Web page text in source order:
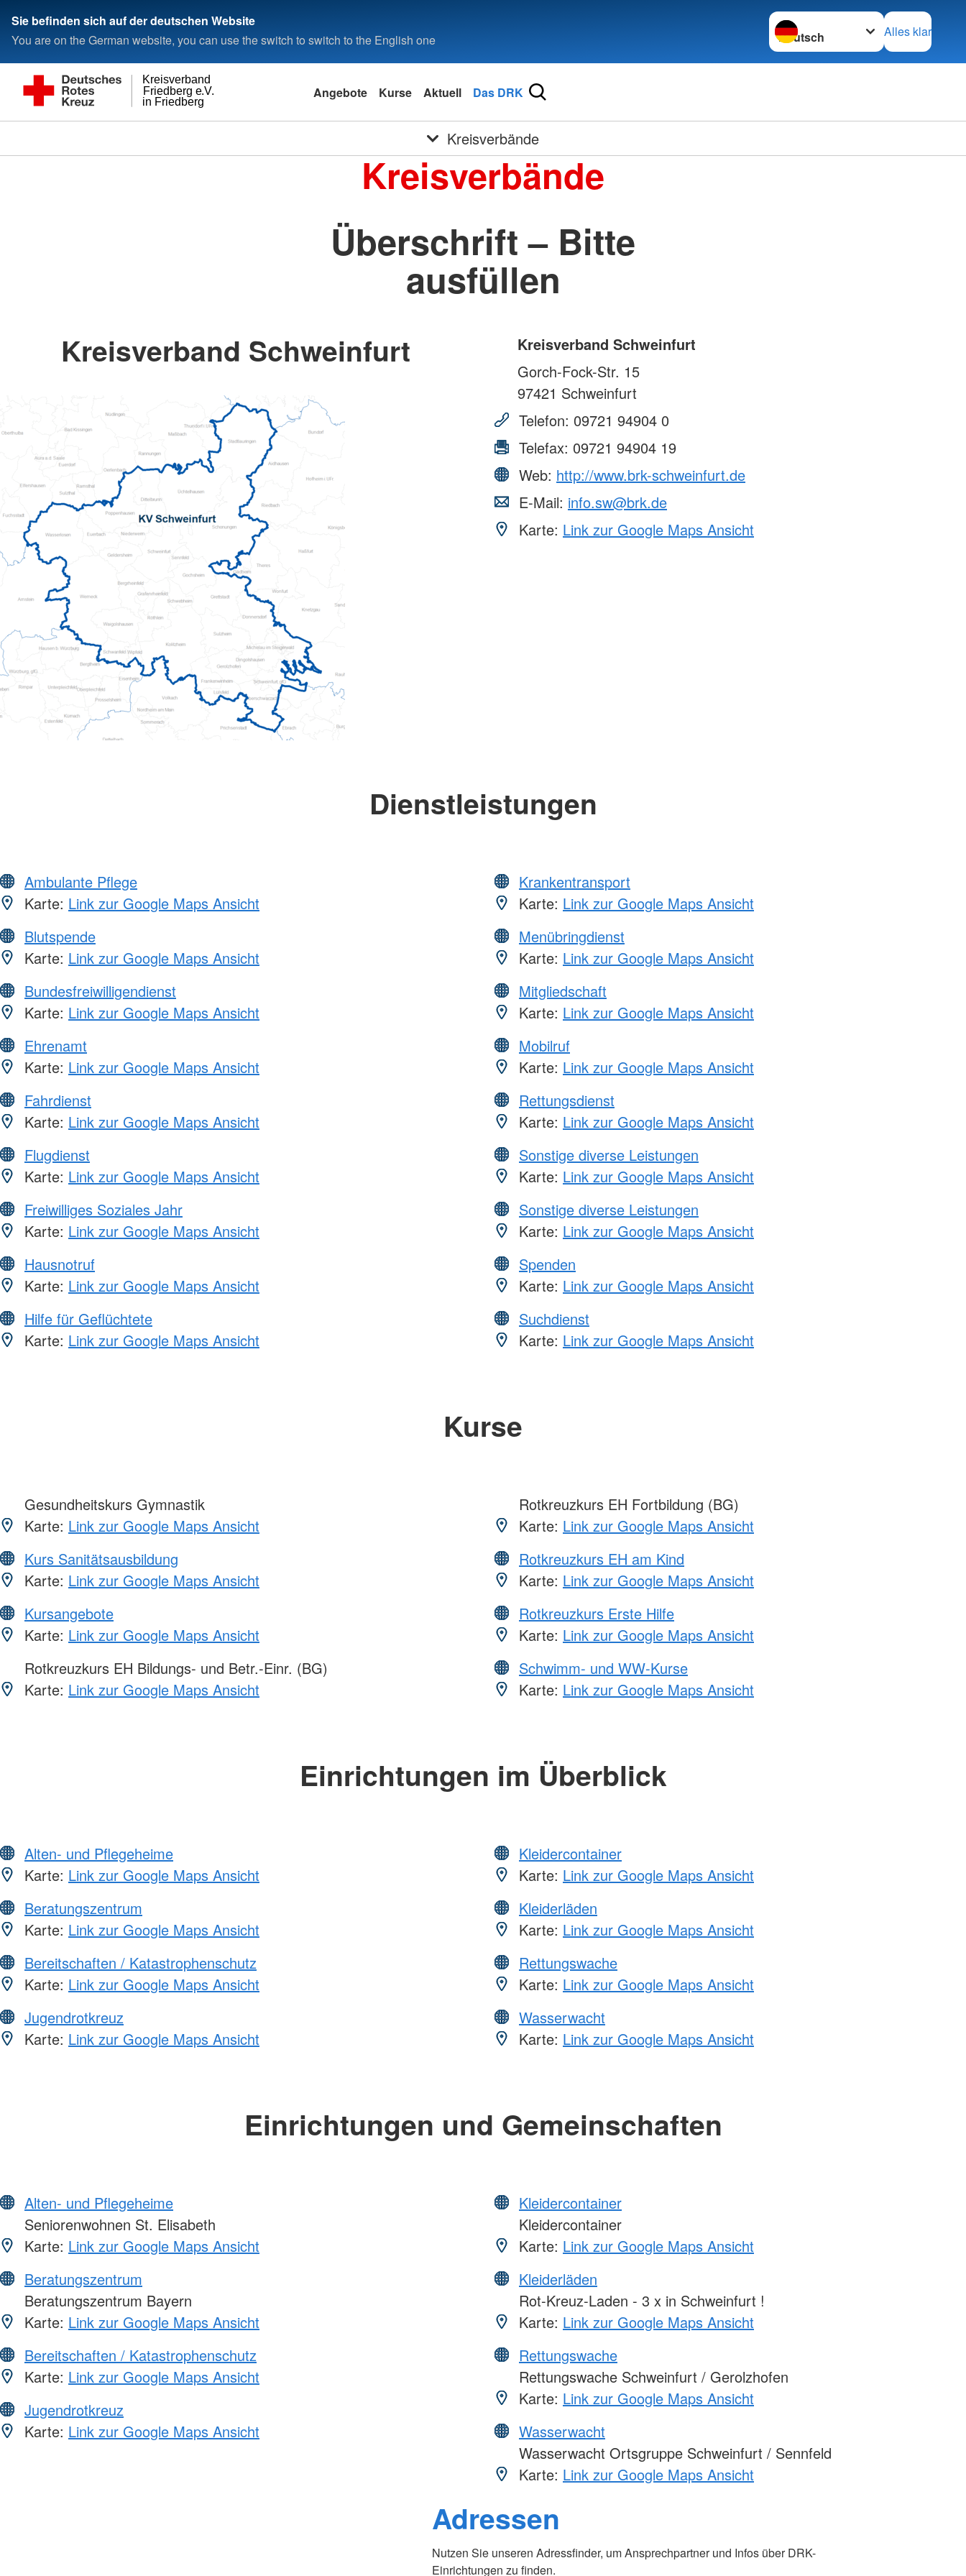
Sie befinden sich auf der deutschen Website
You are on the German website, you can use the switch to switch to the English one
Sprache wechseln zu
Alles klar
in Friedberg
Friedberg e.V.
Kreisverband
Angebote Kurse Aktuell Das DRK
Kreisverbände
Kreisverbände
Überschrift – Bitte
ausfüllen
Kreisverband Schweinfurt
Kreisverband Schweinfurt
Gorch-Fock-Str. 15
97421 Schweinfurt
Telefon: 09721 94904 0
Telefax: 09721 94904 19
Web: http://www.brk-schweinfurt.de
E-Mail: info.sw@brk.de
Karte: Link zur Google Maps Ansicht
Dienstleistungen
Ambulante Pflege
Karte: Link zur Google Maps Ansicht
Blutspende
Karte: Link zur Google Maps Ansicht
Bundesfreiwilligendienst
Karte: Link zur Google Maps Ansicht
Ehrenamt
Karte: Link zur Google Maps Ansicht
Fahrdienst
Karte: Link zur Google Maps Ansicht
Flugdienst
Karte: Link zur Google Maps Ansicht
Freiwilliges Soziales Jahr
Karte: Link zur Google Maps Ansicht
Hausnotruf
Karte: Link zur Google Maps Ansicht
Hilfe für Geflüchtete
Karte: Link zur Google Maps Ansicht
Krankentransport
Karte: Link zur Google Maps Ansicht
Menübringdienst
Karte: Link zur Google Maps Ansicht
Mitgliedschaft
Karte: Link zur Google Maps Ansicht
Mobilruf
Karte: Link zur Google Maps Ansicht
Rettungsdienst
Karte: Link zur Google Maps Ansicht
Sonstige diverse Leistungen
Karte: Link zur Google Maps Ansicht
Sonstige diverse Leistungen
Karte: Link zur Google Maps Ansicht
Spenden
Karte: Link zur Google Maps Ansicht
Suchdienst
Karte: Link zur Google Maps Ansicht
Kurse
Gesundheitskurs Gymnastik
Karte: Link zur Google Maps Ansicht
Kurs Sanitätsausbildung
Karte: Link zur Google Maps Ansicht
Kursangebote
Karte: Link zur Google Maps Ansicht
Rotkreuzkurs EH Bildungs- und Betr.-Einr. (BG)
Karte: Link zur Google Maps Ansicht
Rotkreuzkurs EH Fortbildung (BG)
Karte: Link zur Google Maps Ansicht
Rotkreuzkurs EH am Kind
Karte: Link zur Google Maps Ansicht
Rotkreuzkurs Erste Hilfe
Karte: Link zur Google Maps Ansicht
Schwimm- und WW-Kurse
Karte: Link zur Google Maps Ansicht
Einrichtungen im Überblick
Alten- und Pflegeheime
Karte: Link zur Google Maps Ansicht
Beratungszentrum
Karte: Link zur Google Maps Ansicht
Bereitschaften / Katastrophenschutz
Karte: Link zur Google Maps Ansicht
Jugendrotkreuz
Karte: Link zur Google Maps Ansicht
Kleidercontainer
Karte: Link zur Google Maps Ansicht
Kleiderläden
Karte: Link zur Google Maps Ansicht
Rettungswache
Karte: Link zur Google Maps Ansicht
Wasserwacht
Karte: Link zur Google Maps Ansicht
Einrichtungen und Gemeinschaften
Alten- und Pflegeheime
Seniorenwohnen St. Elisabeth
Karte: Link zur Google Maps Ansicht
Beratungszentrum
Beratungszentrum Bayern
Karte: Link zur Google Maps Ansicht
Bereitschaften / Katastrophenschutz
Karte: Link zur Google Maps Ansicht
Jugendrotkreuz
Karte: Link zur Google Maps Ansicht
Kleidercontainer
Kleidercontainer
Karte: Link zur Google Maps Ansicht
Kleiderläden
Rot-Kreuz-Laden - 3 x in Schweinfurt !
Karte: Link zur Google Maps Ansicht
Rettungswache
Rettungswache Schweinfurt / Gerolzhofen
Karte: Link zur Google Maps Ansicht
Wasserwacht
Wasserwacht Ortsgruppe Schweinfurt / Sennfeld
Karte: Link zur Google Maps Ansicht
Adressen
Nutzen Sie unseren Adressfinder, um Ansprechpartner und Infos über DRK-
Einrichtungen zu finden.